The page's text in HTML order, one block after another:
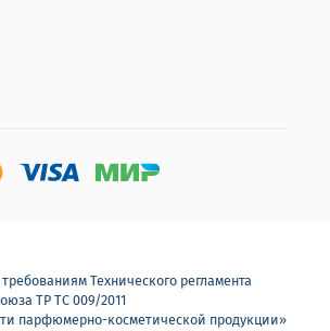
Технического регламента
ТР ТС 009/2011
парфюмерно-косметической продукции»